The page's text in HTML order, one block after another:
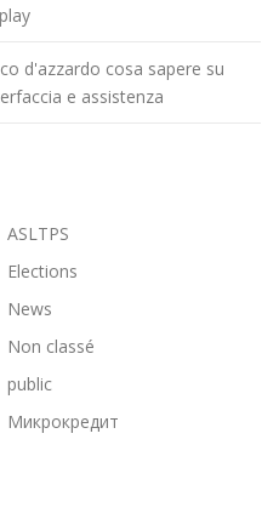
d'azzardo cosa sapere su
e assistenza
ASLTPS
Elections
News
Non classé
public
Микрокредит